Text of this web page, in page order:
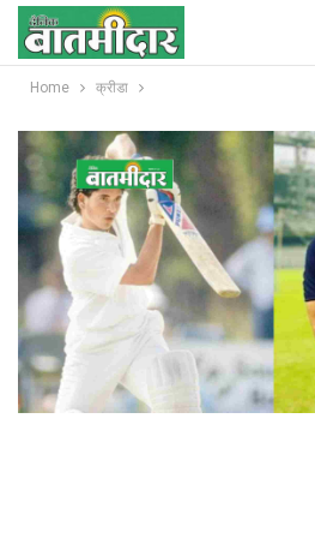
Home क्रीडा